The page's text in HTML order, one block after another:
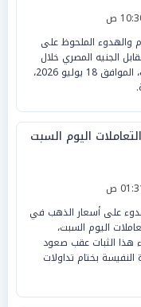
والهدوء الملحوظ على
الجنيه المصري خلال
التداولات الجارية اليوم السبت، الموافق 18 يوليو 2026،
اليوم السبت
على أسعار الذهب في
اليوم السبت،
يوليو 2026، وجاء هذا الثبات عقب صعود
بختام تداولات